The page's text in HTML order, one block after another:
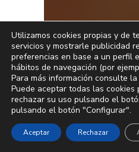
Utilizamos cookies propias y de
servicios y mostrarle publicidad
preferencias en base a un perfil
hábitos de navegación (por
Para más información consulte la
Puede aceptar todas las
rechazar su uso pulsando el
pulsando el botón "Configurar".
Aceptar Rechazar